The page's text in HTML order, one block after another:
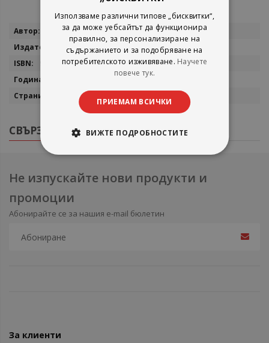
Повече
Петя Николова
Велес
9543020086
СВЪРЗАНИ ПРОДУКТИ
Не изпускайте нови продукти и
промоции
Абонирайте се за нашия e-mail бюлетин
За клиенти
Използваме различни типове „бисквитки“,
за да може уебсайтът да функционира
правилно, за персонализиране на
съдържанието и за подобряване на
потребителското изживяване. Научете
повече тук.
ПРИЕМАМ ВСИЧКИ
ВИЖТЕ ПОДРОБНОСТИТЕ